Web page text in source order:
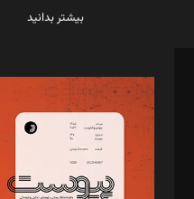
بیشتر بدانید
مدیر مسئول: محمدباقر اثنی‌عشری
سردبیر: مهرک محمودی
دبیر تحریریه: میثم قاسمی
د‌بیر ناداستان: سمانه سمیع
د‌بیر خدمت و تجارت: ابوالفضل رجبی